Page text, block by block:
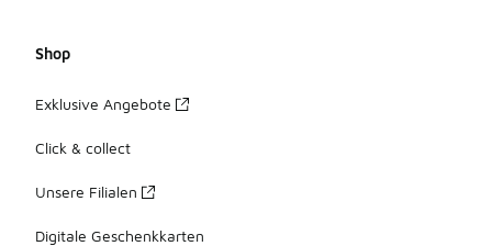
Shop
Exklusive Angebote
Click & collect
Unsere Filialen
Digitale Geschenkkarten